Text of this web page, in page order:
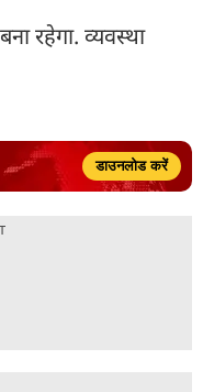
रहेगा. व्यवस्था
डाउनलोड करें